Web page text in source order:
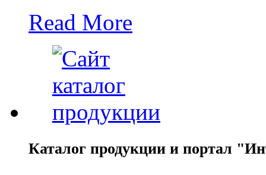
Read More
Каталог продукции и портал